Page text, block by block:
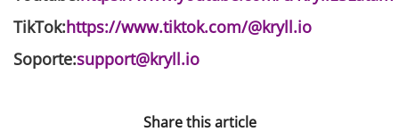
TikTok:https://www.tiktok.com/@kryll.io
Soporte:support@kryll.io
Share this article